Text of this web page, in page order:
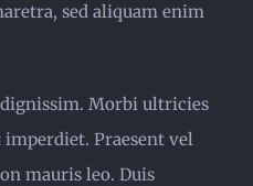
sed aliquam enim
Morbi ultricies
Praesent vel
mauris leo. Duis